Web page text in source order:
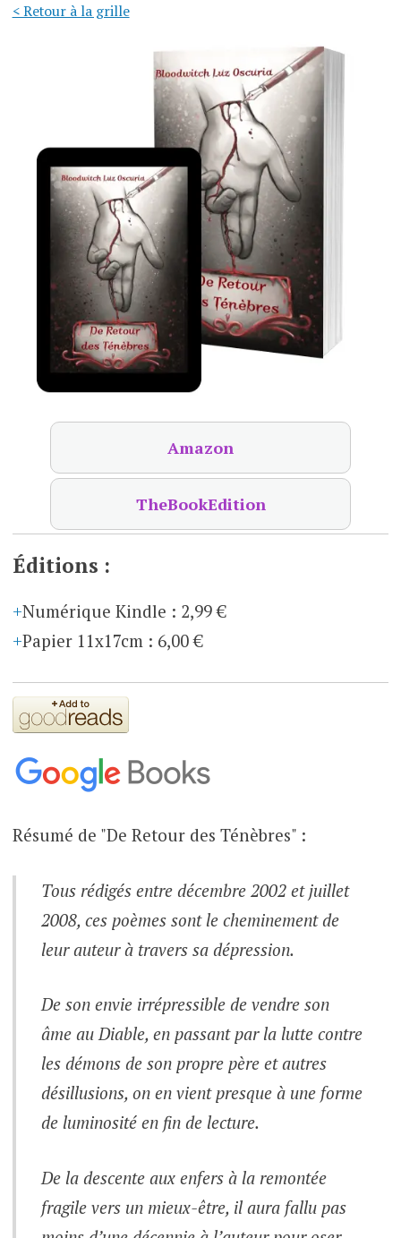
< Retour à la grille
Amazon
TheBookEdition
Éditions :
Numérique Kindle : 2,99 €
Papier 11x17cm: 6,00 €
Résumé de "De Retour des Ténèbres" :
Tous rédigés entre décembre 2002 et juillet
2008, ces poèmes sont le cheminement de
leur auteur à travers sa dépression.
De son envie irrépressible de vendre son
âme au Diable, en passant par la lutte contre
les démons de son propre père et autres
désillusions, on en vient presque à une forme
de luminosité en fin de lecture.
De la descente aux enfers à la remontée
fragile vers un mieux-être, il aura fallu pas